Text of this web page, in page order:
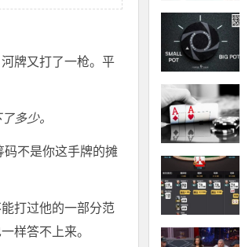
牌又打了一枪。平
多少。
码不是你这手牌的摊
打过他的一部分范
样答不上来。